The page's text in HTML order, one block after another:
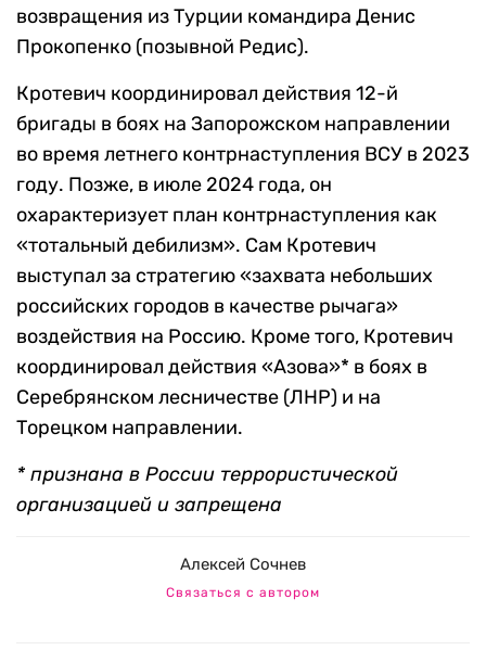
возвращения из Турции командира Денис
Прокопенко (позывной Редис).
Кротевич координировал действия 12-й
бригады в боях на Запорожском направлении
во время летнего контрнаступления ВСУ в 2023
году. Позже, в июле 2024 года, он
охарактеризует план контрнаступления как
«тотальный дебилизм». Сам Кротевич
выступал за стратегию «захвата небольших
российских городов в качестве рычага»
воздействия на Россию. Кроме того, Кротевич
координировал действия «Азова»* в боях в
Серебрянском лесничестве (ЛНР) и на
Торецком направлении.
* признана в России террористической
организацией и запрещена
Алексей Сочнев
Связаться с автором